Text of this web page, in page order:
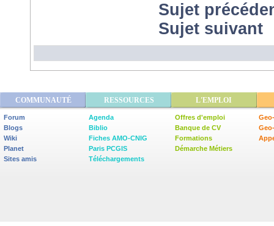
Sujet
Sujet suivant
COMMUNAUTÉ RESSOURCES L'EMPLOI
Forum
Blogs
Wiki
Planet
Sites amis
Agenda
Biblio
Fiches AMO-CNIG
Paris PCGIS
Téléchargements
Offres d'emploi
Banque de CV
Formations
Démarche Métiers